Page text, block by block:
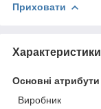
Приховати
Характеристики
Основні атрибути
Виробник